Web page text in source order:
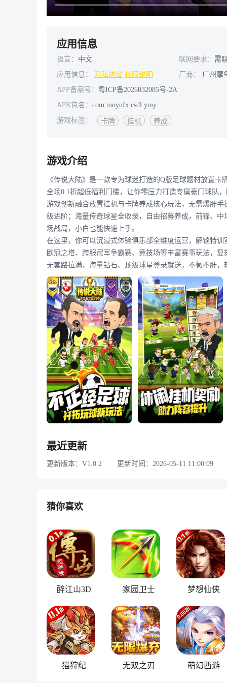
应用信息
语言： 中文 联网要求： 需
应用信息：
隐私协议 权限说明 厂商：
广州摩
APP备案号： 粤ICP备2026032085号-2A
APK包名： com.moyufx.csdl.ymy
游戏标签：
卡牌 挂机 养成
游戏介绍
《传说大陆》是一款专为球迷打造的Q版足球题材放置
全场0.1折超低福利门槛，让你零压力打造专属豪门球队
游戏创新融合放置挂机与卡牌养成核心玩法，无需爆肝
级进阶；海量传奇球星全收录，自由招募养成，前锋、
场战局，小白也能快速上手。
在这里，你可以沉浸式体验俱乐部全维度运营，解锁特
欧冠之塔、跨服冠军争霸赛、竞技场等丰富赛事玩法，
无套路拉满，海量钻石、顶级球星登录就送，不氪不肝，
最近更新
更新版本：V1.0.2 更新时间：2026-05-11 11:00:09
猜你喜欢
醉江山3D 家园卫士 梦想仙侠
猫狩纪 无双之刃 萌幻西游